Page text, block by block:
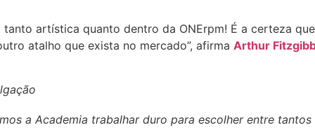
artística quanto dentro da ONErpm! É a certeza
atalho que exista no mercado”, afirma Arthur
a Academia trabalhar duro para escolher entre